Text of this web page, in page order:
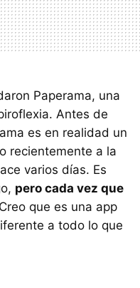
Paperama, una
Antes de
es en realidad un
recientemente a la
varios días. Es
pero cada vez que
Creo que es una app
a todo lo que